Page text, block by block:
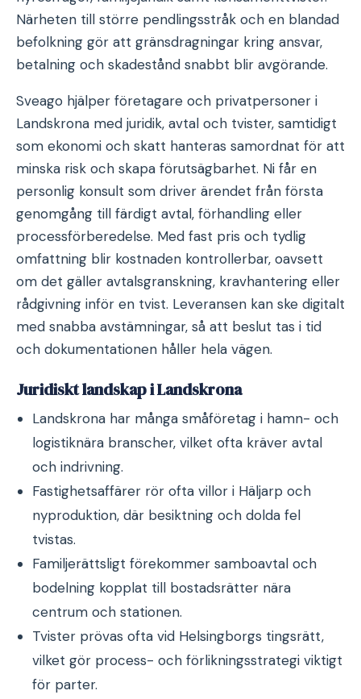
Närheten till större pendlingsstråk och en blandad
befolkning gör att gränsdragningar kring ansvar,
betalning och skadestånd snabbt blir avgörande.
Sveago hjälper företagare och privatpersoner i
Landskrona med juridik, avtal och tvister, samtidigt
som ekonomi och skatt hanteras samordnat för att
minska risk och skapa förutsägbarhet. Ni får en
personlig konsult som driver ärendet från första
genomgång till färdigt avtal, förhandling eller
processförberedelse. Med fast pris och tydlig
omfattning blir kostnaden kontrollerbar, oavsett
om det gäller avtalsgranskning, kravhantering eller
rådgivning inför en tvist. Leveransen kan ske digitalt
med snabba avstämningar, så att beslut tas i tid
och dokumentationen håller hela vägen.
Juridiskt landskap i Landskrona
Landskrona har många småföretag i hamn- och
logistiknära branscher, vilket ofta kräver avtal
och indrivning.
Fastighetsaffärer rör ofta villor i Häljarp och
nyproduktion, där besiktning och dolda fel
tvistas.
Familjerättsligt förekommer samboavtal och
bodelning kopplat till bostadsrätter nära
centrum och stationen.
Tvister prövas ofta vid Helsingborgs tingsrätt,
vilket gör process- och förlikningsstrategi viktigt
för parter.